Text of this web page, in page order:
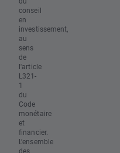
conseil
en
investissement,
au
sens
de
l'article
L321-
1
du
Code
monétaire
et
financier.
L’ensemble
des